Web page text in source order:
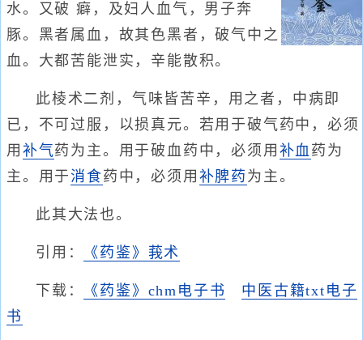
水。又破 癖，及妇人血气，男子奔
豚。黑者属血，故其色黑者，破气中之
血。大都苦能泄实，辛能散积。
此棱术二剂，气味皆苦辛，用之者，中病即
已，不可过服，以损真元。若用于破气药中，必须
用 补气药为主。用于破血药中，必须用 补血药为
主。用于消食药中，必须用 补脾药 为主。
此其大法也。
引用： 《药鉴》莪术
下载： 《药鉴》chm电子书
中医古籍txt电子
书